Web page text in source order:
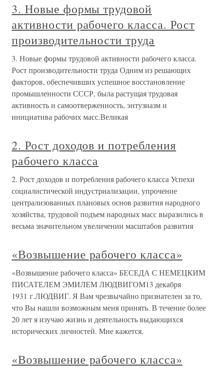
3. Новые формы трудовой
активности рабочего класса. Рост
производительности труда
3. Новые формы трудовой активности рабочего класса.
Рост производительности труда Одним из решающих
факторов, обеспечивших успешное восстановление
промышленности СССР, была растущая трудовая
активность и самоотверженность, энтузиазм и
инициатива рабочих масс.Великая
2. Рост доходов и потребления
рабочего класса
2. Рост доходов и потребления рабочего класса Успехи
социалистической индустриализации, упрочение
централизованных плановых основ развития народного
хозяйства, трудовой подъем народных масс выразились в
весьма значительном увеличении масштабов развития
«Возвышение рабочего класса»
«Возвышение рабочего класса» БЕСЕДА С НЕМЕЦКИМ
ПИСАТЕЛЕМ ЭМИЛЕМ ЛЮДВИГОМ13 декабря
1931 г.ЛЮДВИГ. Я Вам чрезвычайно признателен за то,
что Вы нашли возможным меня принять. В течение более
20 лет я изучаю жизнь и деятельность выдающихся
исторических личностей. Мне кажется,
«Возвышение рабочего класса»